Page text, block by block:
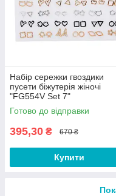
Набір сережки гвоздики
пусети біжутерія жіночі
"FG554V Set 7"
Готово до відправки
395,30 ₴ 670 ₴
Купити